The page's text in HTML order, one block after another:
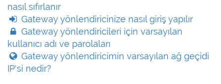
nasıl sıfırlanır
Gateway yönlendiricinize nasıl giriş yapılır
Gateway yönlendiricileri için varsayılan
kullanıcı adı ve parolaları
Gateway yönlendiricimin varsayılan ağ geçidi
IP'si nedir?